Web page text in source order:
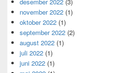
desember 2022 (3)
november 2022 (1)
oktober 2022 (1)
september 2022 (2)
august 2022 (1)
juli 2022 (1)
juni 2022 (1)